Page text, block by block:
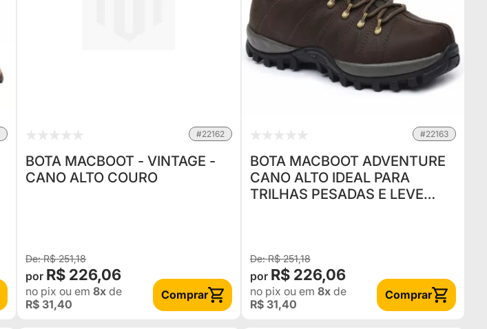
#22162
BOTA MACBOOT - VINTAGE -
CANO ALTO COURO
R$ 251,18
R$ 226,06
no pix ou em8x de
R$ 31,40
Comprar
#22163
BOTA MACBOOT ADVENTURE
CANO ALTO IDEAL PARA
TRILHAS PESADAS E LEVE
R$ 251,18
R$ 226,06
no pix ou em 8xde
R$ 31,40
Comprar